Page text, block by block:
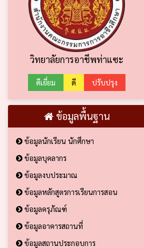
วิทยาลัยการอาชีพท่าแซะ
ดีเยี่ยม ดี ปรับปรุง
ข้อมูลพื้นฐาน
ข้อมูลนักเรียน นักศึกษา
ข้อมูลบุคลากร
ข้อมูลงบประมาณ
ข้อมูลหลักสูตรการเรียนการสอน
ข้อมูลครุภัณฑ์
ข้อมูลอาคารสถานที่
ข้อมูลสถานประกอบการ